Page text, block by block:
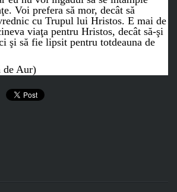
Voi prefera să mor, decât să
cu Trupul lui Hristos. E mai de
viaţa pentru Hristos, decât să-şi
şi să fie lipsit pentru totdeauna de
de Aur)